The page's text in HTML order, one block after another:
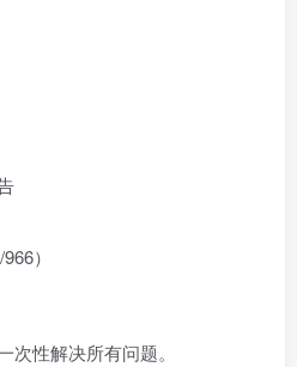
）
性解决所有问题。